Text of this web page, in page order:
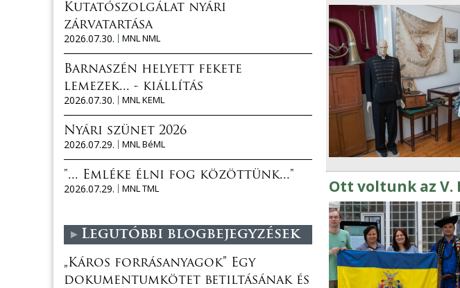
Ott voltunk az
Kutatószolgálat nyári
zárvatartása
2026.07.30.
MNL NML
Barnaszén helyett fekete
lemezek... - kiállítás
2026.07.30.
MNL KEML
Nyári szünet 2026
2026.07.29.
MNL BéML
"... Emléke élni fog közöttünk..."
2026.07.29.
MNL TML
Legutóbbi blogbejegyzések
„Káros forrásanyagok” Egy
dokumentumkötet betiltásának és